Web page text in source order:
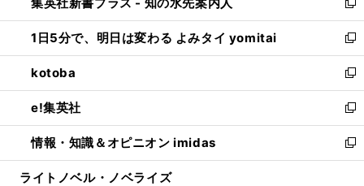
ド
ウ
で
開
く
ィ
ン
ド
ウ
で
開
く
い
ウ
ィ
ン
ド
ウ
で
開
く
新
し
い
ウ
ィ
ン
ド
ウ
で
開
1日5分で、明日は変わる よみタイ yomitai
新
し
い
ウ
ィ
ン
ド
ウ
kotoba
新
し
い
ウ
ィ
ン
e!集英社
新
し
い
ウ
情報・知識＆オピニオン imidas
新
し
ライトノベル・ノベライズ